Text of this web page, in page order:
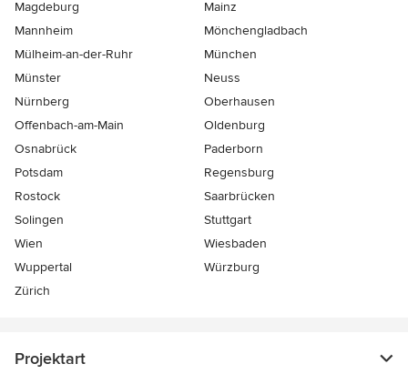
Magdeburg
Mainz
Mannheim
Mönchen­gladbach
Mülheim-an-der-Ruhr
München
Münster
Neuss
Nürnberg
Oberhausen
Offenbach-am-Main
Oldenburg
Osnabrück
Paderborn
Potsdam
Regensburg
Rostock
Saarbrücken
Solingen
Stuttgart
Wien
Wiesbaden
Wuppertal
Würzburg
Zürich
Projektart